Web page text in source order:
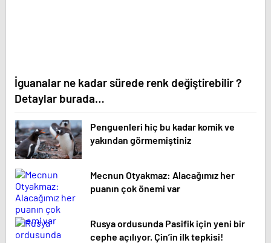
İguanalar ne kadar sürede renk değiştirebilir ?
Detaylar burada…
Penguenleri hiç bu kadar komik ve
yakından görmemiştiniz
Mecnun Otyakmaz: Alacağımız her
puanın çok önemi var
Rusya ordusunda Pasifik için yeni bir
cephe açılıyor. Çin’in ilk tepkisi!